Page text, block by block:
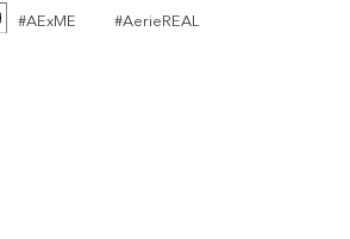
#AExME #AerieREAL